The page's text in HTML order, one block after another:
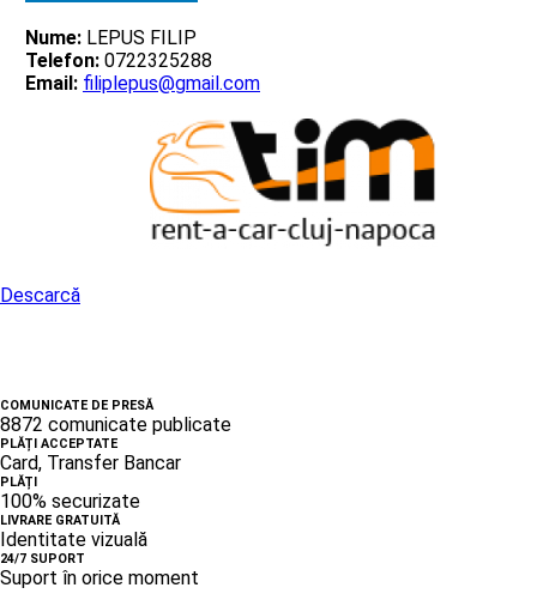
Nume: LEPUS FILIP
Telefon: 0722325288
Email: filiplepus@gmail.com
Descarcă
COMUNICATE DE PRESĂ
8872 comunicate publicate
PLĂȚI ACCEPTATE
Card, Transfer Bancar
PLĂȚI
100% securizate
LIVRARE GRATUITĂ
Identitate vizuală
24/7 SUPORT
Suport în orice moment